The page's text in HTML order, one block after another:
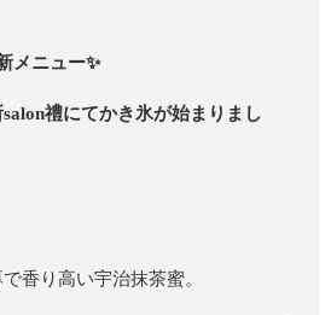
メニュー✨
禮にてかき氷が始まりまし
香り高い宇治抹茶蜜。